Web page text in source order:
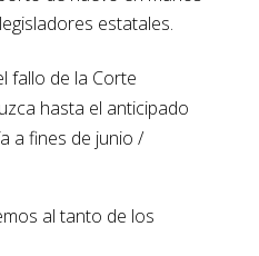
estatales.
fallo de la Corte
hasta el anticipado
a fines de junio /
al tanto de los